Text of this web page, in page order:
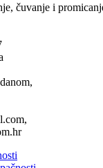
čuvanje i